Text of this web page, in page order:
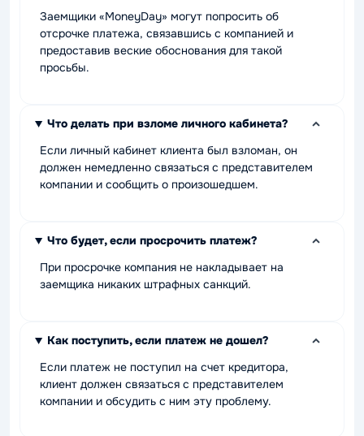
Заемщики «MoneyDay» могут попросить об
отсрочке платежа, связавшись с компанией и
предоставив веские обоснования для такой
просьбы.
Что делать при взломе личного кабинета?
Если личный кабинет клиента был взломан, он
должен немедленно связаться с представителем
компании и сообщить о произошедшем.
Что будет, если просрочить платеж?
При просрочке компания не накладывает на
заемщика никаких штрафных санкций.
Как поступить, если платеж не дошел?
Если платеж не поступил на счет кредитора,
клиент должен связаться с представителем
компании и обсудить с ним эту проблему.